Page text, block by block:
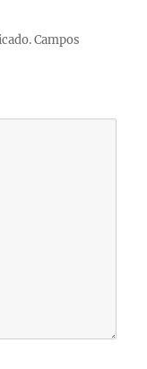
Campos